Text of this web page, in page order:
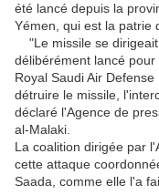
été lancé depuis la
Yémen, qui est la patrie
"Le missile se
délibérément lancé
Royal Saudi Air
détruire le missile,
déclaré l'Agence de
al-Malaki.
La coalition dirigée par
cette attaque
Saada, comme elle l'a